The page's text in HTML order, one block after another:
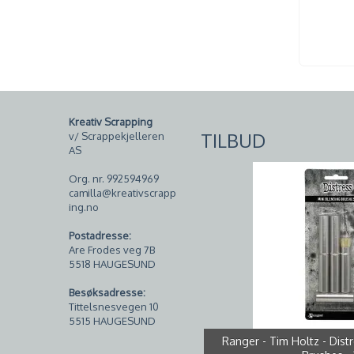
Kreativ Scrapping
v/ Scrappekjelleren
AS
Org. nr. 992594969
camilla@kreativscrapp
ing.no
Postadresse:
Are Frodes veg 7B
5518 HAUGESUND
Besøksadresse:
Tittelsnesvegen 10
5515 HAUGESUND
TILBUD
Ranger - Tim Holtz -
Studio Light - PS46 -
Bazzill - Smoothies -
Tim Holtz - Mini Distress
Papirdesign Dies PD